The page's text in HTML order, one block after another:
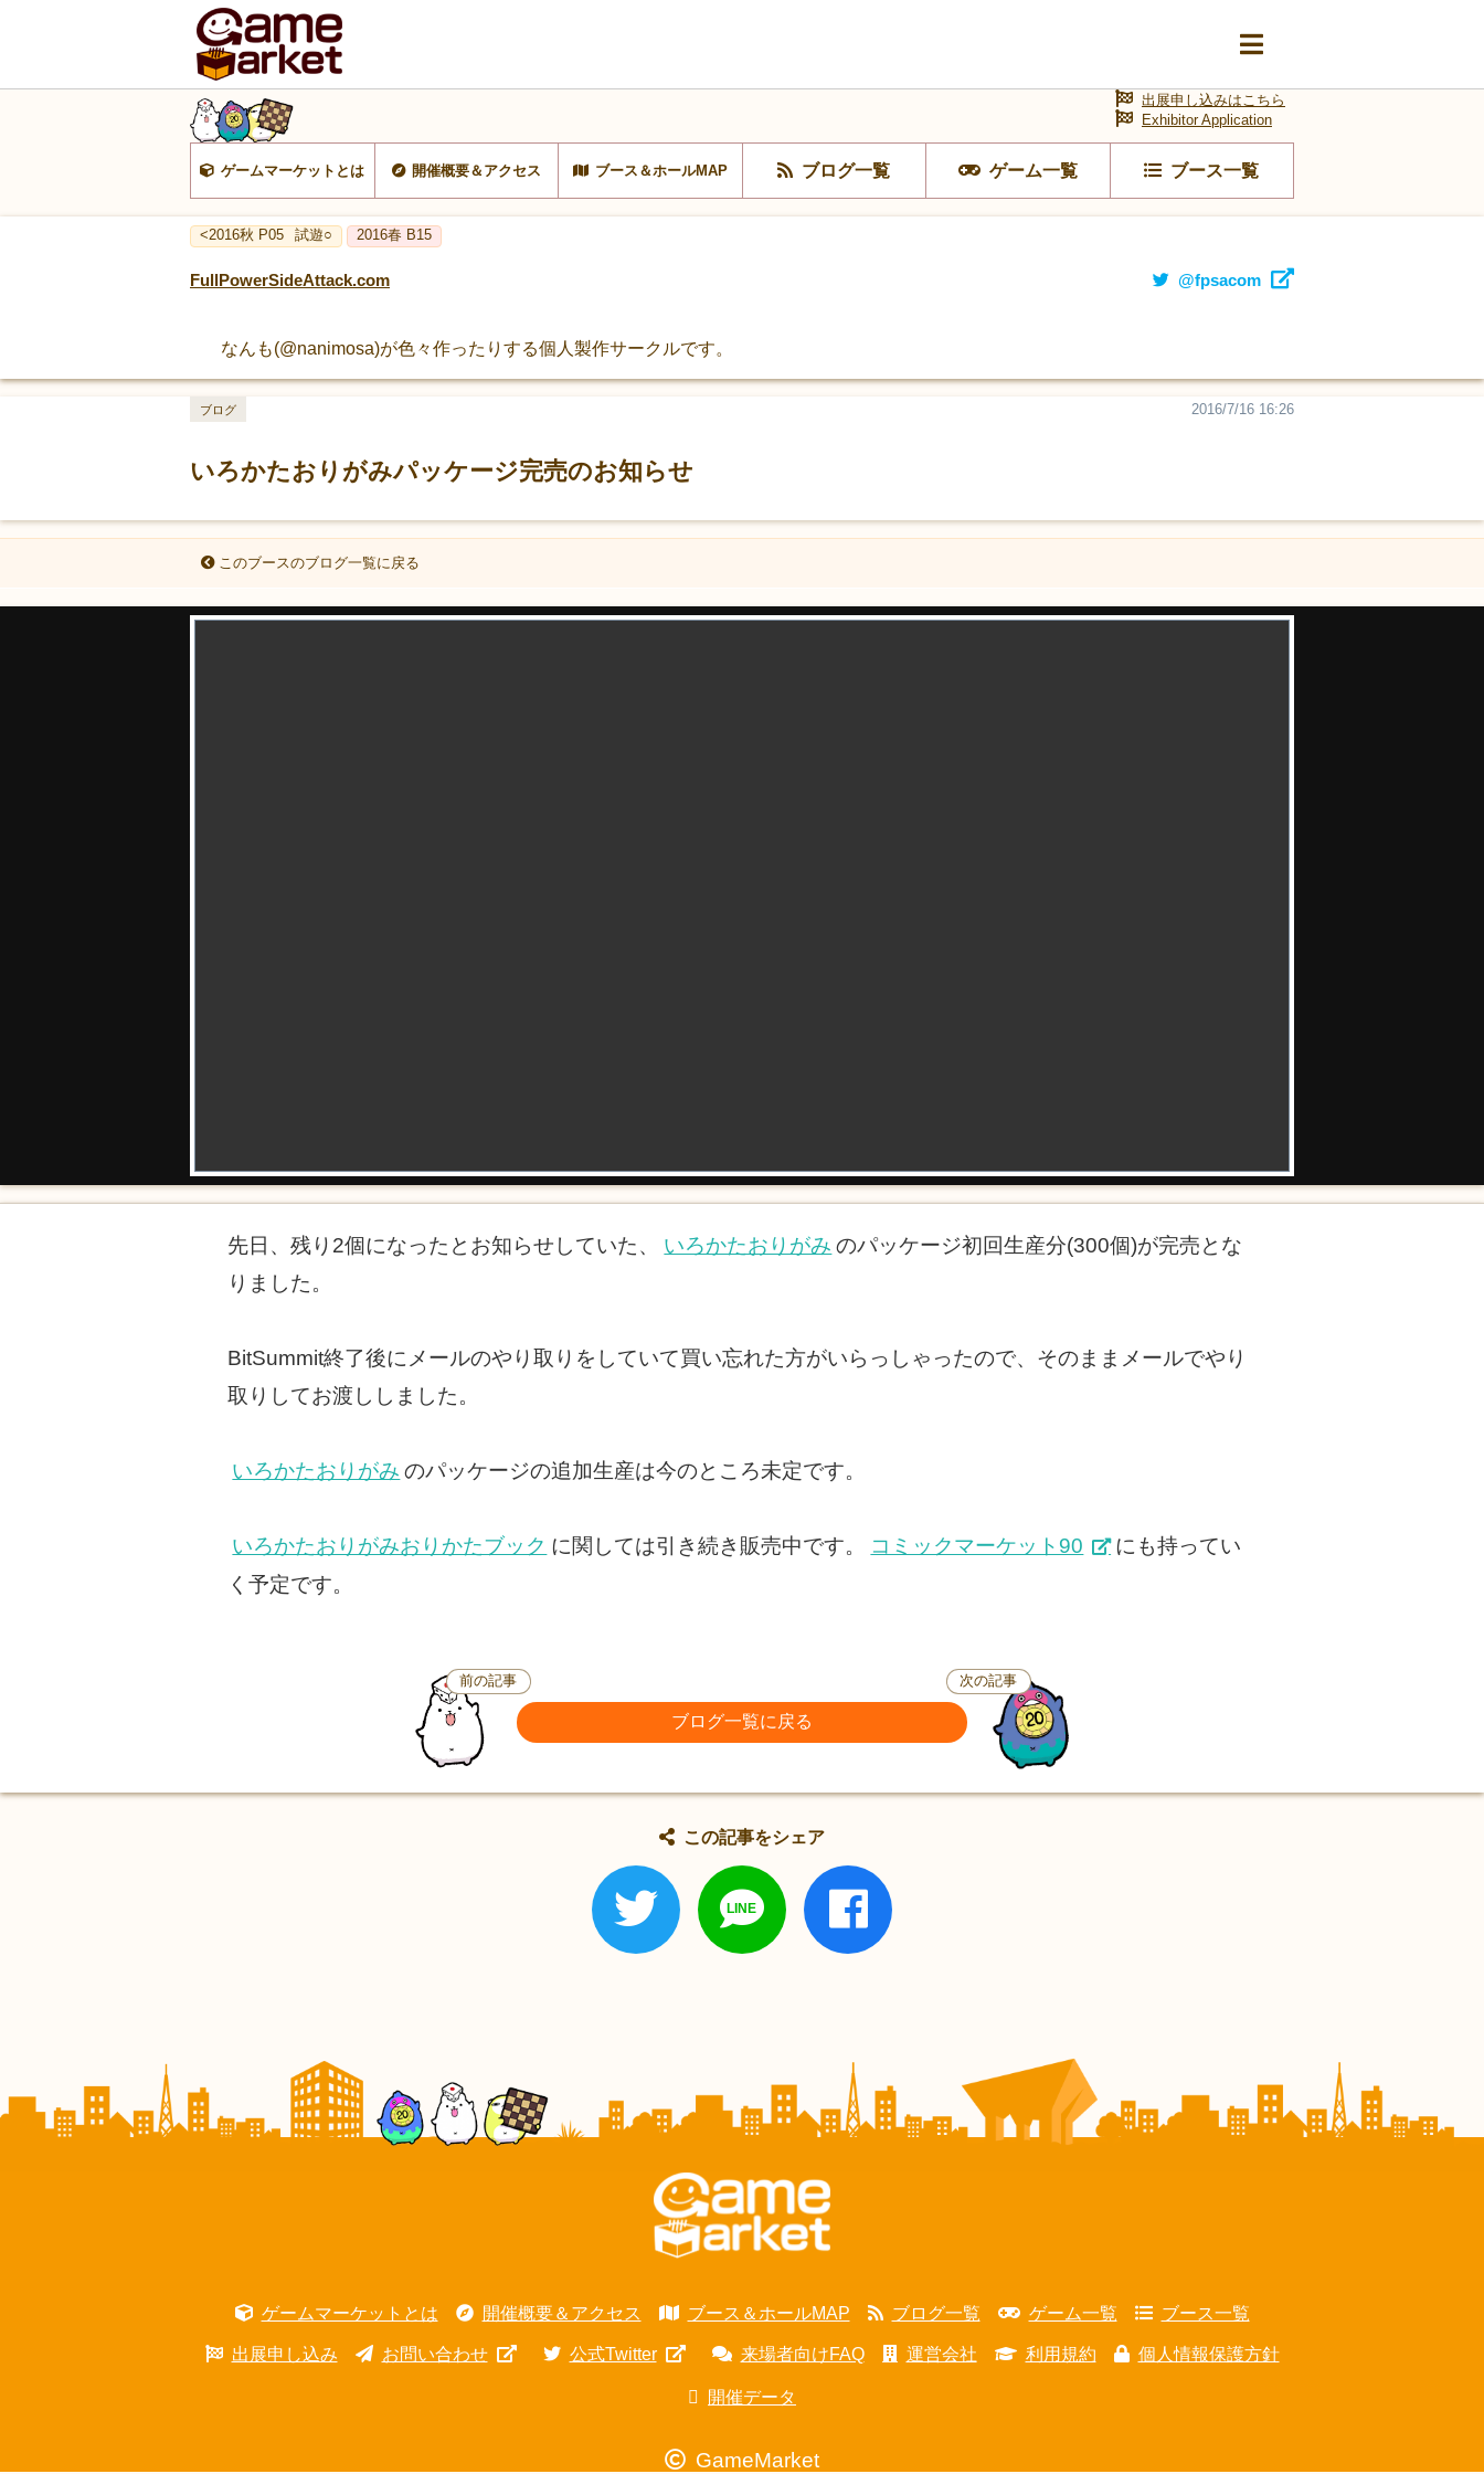
ゲームマーケットとは 開催概要＆アクセス ブース＆ホールMAP ブログ一覧 ゲーム一覧 ブース一覧
出展申し込みはこちら
Exhibitor Application
<2016秋 P05 試遊○ 2016春 B15
FullPowerSideAttack.com @fpsacom
なんも(@nanimosa)が色々作ったりする個人製作サークルです。
いろかたおりがみパッケージ完売のお知らせ
2016/7/16 16:26
ブログ
このブースのブログ一覧に戻る
先日、残り2個になったとお知らせしていた、 いろかたおりがみ のパッケージ初回生産分(300個)が完売とな
りました。
BitSummit終了後にメールのやり取りをしていて買い忘れた方がいらっしゃったので、そのままメールでやり
取りしてお渡ししました。
いろかたおりがみ のパッケージの追加生産は今のところ未定です。
いろかたおりがみおりかたブック に関しては引き続き販売中です。 コミックマーケット90
にも持ってい
く予定です。
前の記事
ブログ一覧に戻る
次の記事
この記事をシェア
ゲームマーケットとは 開催概要＆アクセス ブース＆ホールMAP ブログ一覧 ゲーム一覧 ブース一覧
出展申し込み お問い合わせ 公式Twitter 来場者向けFAQ 運営会社 利用規約 個人情報保護方針
開催データ
GameMarket